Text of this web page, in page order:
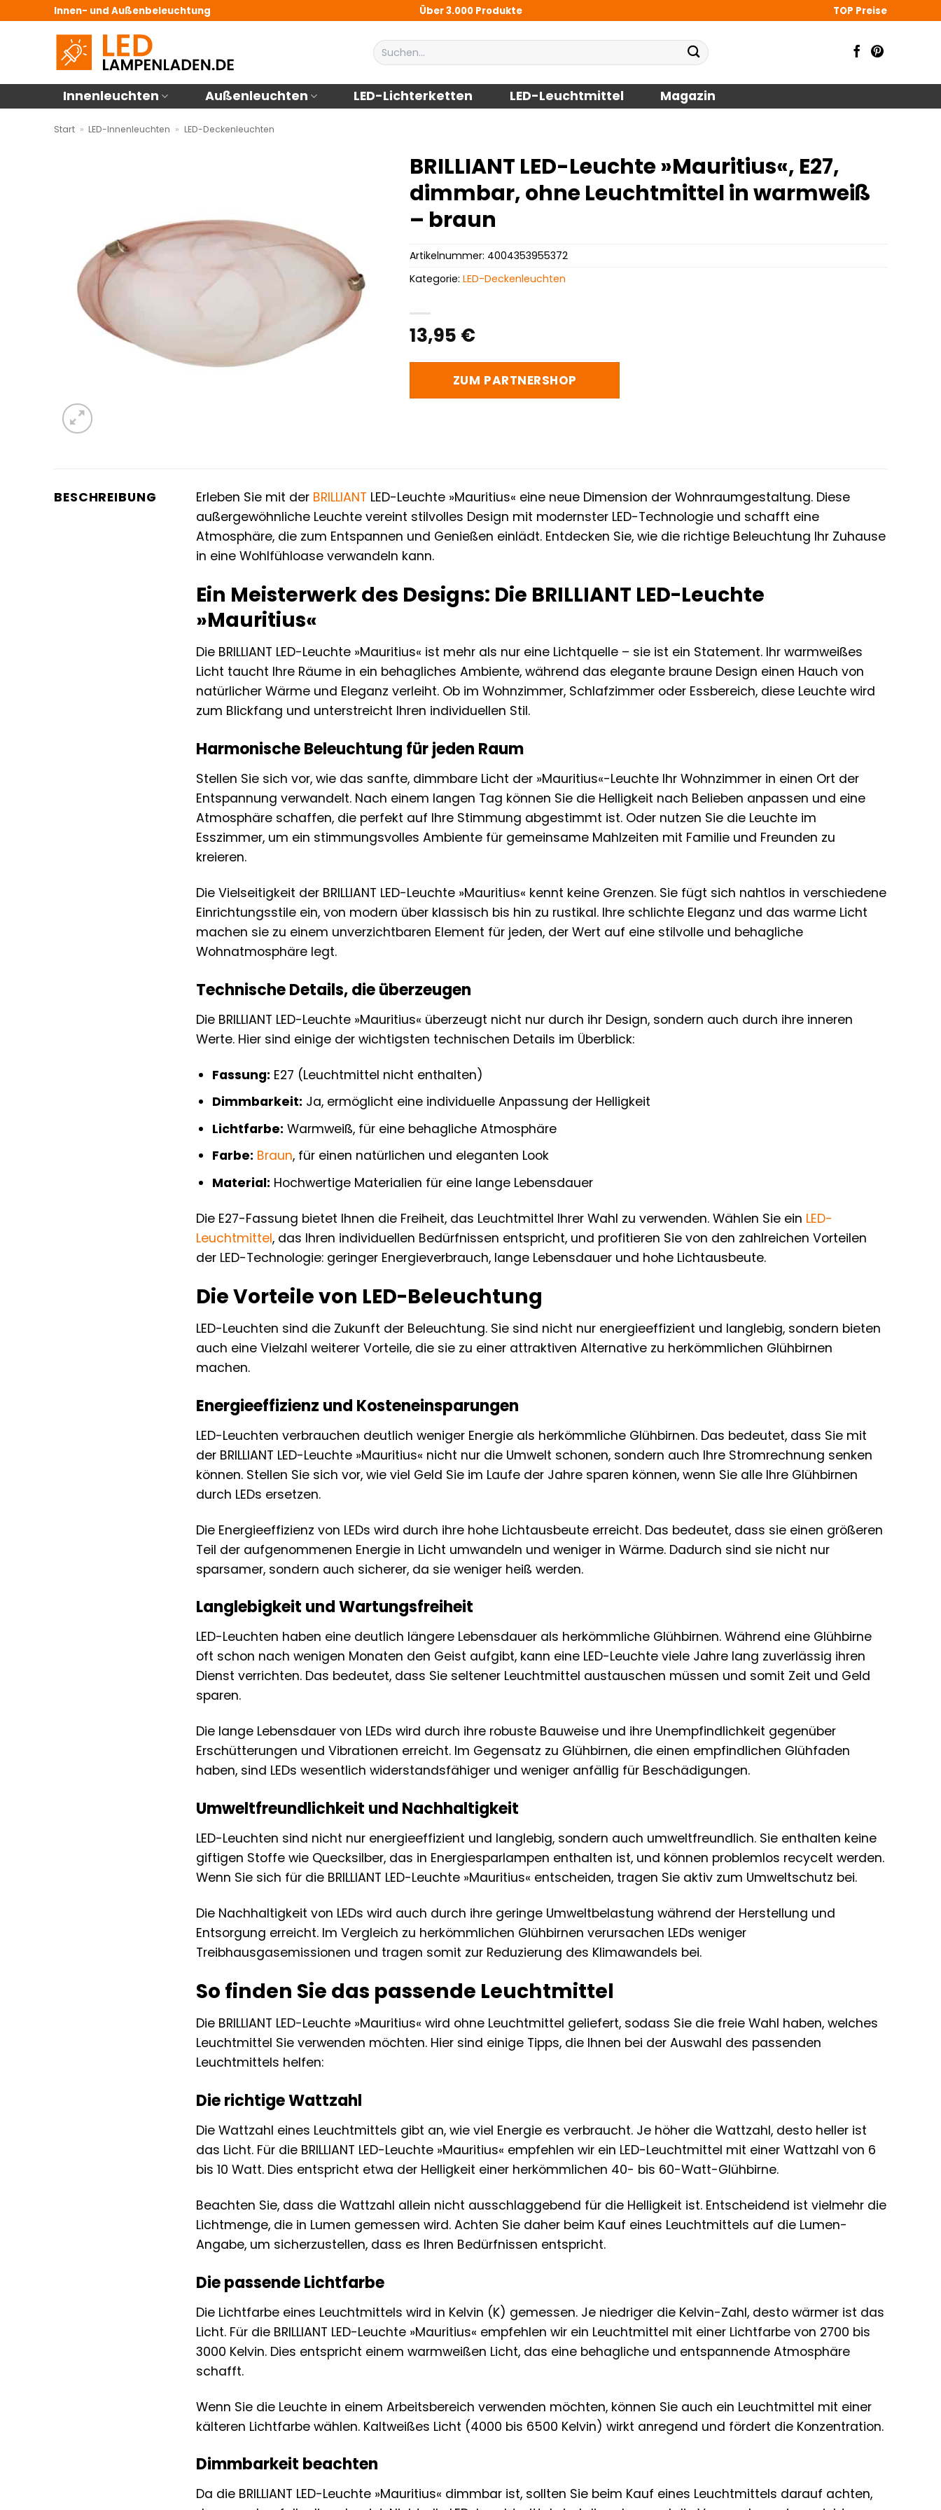
Innen- und Außenbeleuchtung Über 3.000 Produkte TOP Preise
Suchen
nach:
Innenleuchten Außenleuchten LED-Lichterketten LED-Leuchtmittel Magazin
Start » LED-Innenleuchten » LED-Deckenleuchten
BRILLIANT LED-Leuchte »Mauritius«, E27,
dimmbar, ohne Leuchtmittel in warmweiß
– braun
13,95 €
ZUM PARTNERSHOP
Artikelnummer: 4004353955372
Kategorie:LED-Deckenleuchten
BESCHREIBUNG Erleben Sie mit der BRILLIANT LED-Leuchte »Mauritius« eine neue Dimension der Wohnraumgestaltung. Diese
außergewöhnliche Leuchte vereint stilvolles Design mit modernster LED-Technologie und schafft eine
Atmosphäre, die zum Entspannen und Genießen einlädt. Entdecken Sie, wie die richtige Beleuchtung Ihr Zuhause
in eine Wohlfühloase verwandeln kann.
Ein Meisterwerk des Designs: Die BRILLIANT LED-Leuchte
»Mauritius«
Die BRILLIANT LED-Leuchte »Mauritius« ist mehr als nur eine Lichtquelle – sie ist ein Statement. Ihr warmweißes
Licht taucht Ihre Räume in ein behagliches Ambiente, während das elegante braune Design einen Hauch von
natürlicher Wärme und Eleganz verleiht. Ob im Wohnzimmer, Schlafzimmer oder Essbereich, diese Leuchte wird
zum Blickfang und unterstreicht Ihren individuellen Stil.
Harmonische Beleuchtung für jeden Raum
Stellen Sie sich vor, wie das sanfte, dimmbare Licht der »Mauritius«-Leuchte Ihr Wohnzimmer in einen Ort der
Entspannung verwandelt. Nach einem langen Tag können Sie die Helligkeit nach Belieben anpassen und eine
Atmosphäre schaffen, die perfekt auf Ihre Stimmung abgestimmt ist. Oder nutzen Sie die Leuchte im
Esszimmer, um ein stimmungsvolles Ambiente für gemeinsame Mahlzeiten mit Familie und Freunden zu
kreieren.
Die Vielseitigkeit der BRILLIANT LED-Leuchte »Mauritius« kennt keine Grenzen. Sie fügt sich nahtlos in verschiedene
Einrichtungsstile ein, von modern über klassisch bis hin zu rustikal. Ihre schlichte Eleganz und das warme Licht
machen sie zu einem unverzichtbaren Element für jeden, der Wert auf eine stilvolle und behagliche
Wohnatmosphäre legt.
Technische Details, die überzeugen
Die BRILLIANT LED-Leuchte »Mauritius« überzeugt nicht nur durch ihr Design, sondern auch durch ihre inneren
Werte. Hier sind einige der wichtigsten technischen Details im Überblick:
Fassung: E27 (Leuchtmittel nicht enthalten)
Dimmbarkeit: Ja, ermöglicht eine individuelle Anpassung der Helligkeit
Lichtfarbe: Warmweiß, für eine behagliche Atmosphäre
Farbe: Braun, für einen natürlichen und eleganten Look
Material: Hochwertige Materialien für eine lange Lebensdauer
Die E27-Fassung bietet Ihnen die Freiheit, das Leuchtmittel Ihrer Wahl zu verwenden. Wählen Sie ein LED-
Leuchtmittel, das Ihren individuellen Bedürfnissen entspricht, und profitieren Sie von den zahlreichen Vorteilen
der LED-Technologie: geringer Energieverbrauch, lange Lebensdauer und hohe Lichtausbeute.
Die Vorteile von LED-Beleuchtung
LED-Leuchten sind die Zukunft der Beleuchtung. Sie sind nicht nur energieeffizient und langlebig, sondern bieten
auch eine Vielzahl weiterer Vorteile, die sie zu einer attraktiven Alternative zu herkömmlichen Glühbirnen
machen.
Energieeffizienz und Kosteneinsparungen
LED-Leuchten verbrauchen deutlich weniger Energie als herkömmliche Glühbirnen. Das bedeutet, dass Sie mit
der BRILLIANT LED-Leuchte »Mauritius« nicht nur die Umwelt schonen, sondern auch Ihre Stromrechnung senken
können. Stellen Sie sich vor, wie viel Geld Sie im Laufe der Jahre sparen können, wenn Sie alle Ihre Glühbirnen
durch LEDs ersetzen.
Die Energieeffizienz von LEDs wird durch ihre hohe Lichtausbeute erreicht. Das bedeutet, dass sie einen größeren
Teil der aufgenommenen Energie in Licht umwandeln und weniger in Wärme. Dadurch sind sie nicht nur
sparsamer, sondern auch sicherer, da sie weniger heiß werden.
Langlebigkeit und Wartungsfreiheit
LED-Leuchten haben eine deutlich längere Lebensdauer als herkömmliche Glühbirnen. Während eine Glühbirne
oft schon nach wenigen Monaten den Geist aufgibt, kann eine LED-Leuchte viele Jahre lang zuverlässig ihren
Dienst verrichten. Das bedeutet, dass Sie seltener Leuchtmittel austauschen müssen und somit Zeit und Geld
sparen.
Die lange Lebensdauer von LEDs wird durch ihre robuste Bauweise und ihre Unempfindlichkeit gegenüber
Erschütterungen und Vibrationen erreicht. Im Gegensatz zu Glühbirnen, die einen empfindlichen Glühfaden
haben, sind LEDs wesentlich widerstandsfähiger und weniger anfällig für Beschädigungen.
Umweltfreundlichkeit und Nachhaltigkeit
LED-Leuchten sind nicht nur energieeffizient und langlebig, sondern auch umweltfreundlich. Sie enthalten keine
giftigen Stoffe wie Quecksilber, das in Energiesparlampen enthalten ist, und können problemlos recycelt werden.
Wenn Sie sich für die BRILLIANT LED-Leuchte »Mauritius« entscheiden, tragen Sie aktiv zum Umweltschutz bei.
Die Nachhaltigkeit von LEDs wird auch durch ihre geringe Umweltbelastung während der Herstellung und
Entsorgung erreicht. Im Vergleich zu herkömmlichen Glühbirnen verursachen LEDs weniger
Treibhausgasemissionen und tragen somit zur Reduzierung des Klimawandels bei.
So finden Sie das passende Leuchtmittel
Die BRILLIANT LED-Leuchte »Mauritius« wird ohne Leuchtmittel geliefert, sodass Sie die freie Wahl haben, welches
Leuchtmittel Sie verwenden möchten. Hier sind einige Tipps, die Ihnen bei der Auswahl des passenden
Leuchtmittels helfen:
Die richtige Wattzahl
Die Wattzahl eines Leuchtmittels gibt an, wie viel Energie es verbraucht. Je höher die Wattzahl, desto heller ist
das Licht. Für die BRILLIANT LED-Leuchte »Mauritius« empfehlen wir ein LED-Leuchtmittel mit einer Wattzahl von 6
bis 10 Watt. Dies entspricht etwa der Helligkeit einer herkömmlichen 40- bis 60-Watt-Glühbirne.
Beachten Sie, dass die Wattzahl allein nicht ausschlaggebend für die Helligkeit ist. Entscheidend ist vielmehr die
Lichtmenge, die in Lumen gemessen wird. Achten Sie daher beim Kauf eines Leuchtmittels auf die Lumen-
Angabe, um sicherzustellen, dass es Ihren Bedürfnissen entspricht.
Die passende Lichtfarbe
Die Lichtfarbe eines Leuchtmittels wird in Kelvin (K) gemessen. Je niedriger die Kelvin-Zahl, desto wärmer ist das
Licht. Für die BRILLIANT LED-Leuchte »Mauritius« empfehlen wir ein Leuchtmittel mit einer Lichtfarbe von 2700 bis
3000 Kelvin. Dies entspricht einem warmweißen Licht, das eine behagliche und entspannende Atmosphäre
schafft.
Wenn Sie die Leuchte in einem Arbeitsbereich verwenden möchten, können Sie auch ein Leuchtmittel mit einer
kälteren Lichtfarbe wählen. Kaltweißes Licht (4000 bis 6500 Kelvin) wirkt anregend und fördert die Konzentration.
Dimmbarkeit beachten
Da die BRILLIANT LED-Leuchte »Mauritius« dimmbar ist, sollten Sie beim Kauf eines Leuchtmittels darauf achten,